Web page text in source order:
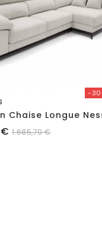
-
Chaise Longue
€ 1.685,70 €